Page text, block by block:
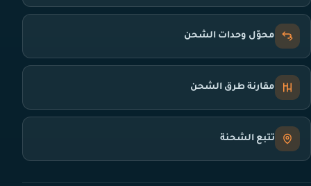
محوّل وحدات الشحن
مقارنة طرق الشحن
تتبع الشحنة